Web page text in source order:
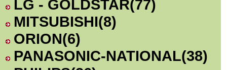
LG - GOLDSTAR(77)
MITSUBISHI(8)
ORION(6)
PANASONIC-NATIONAL(38)